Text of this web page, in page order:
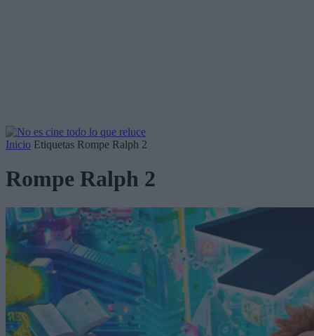
Inicio Etiquetas Rompe Ralph 2
Rompe Ralph 2